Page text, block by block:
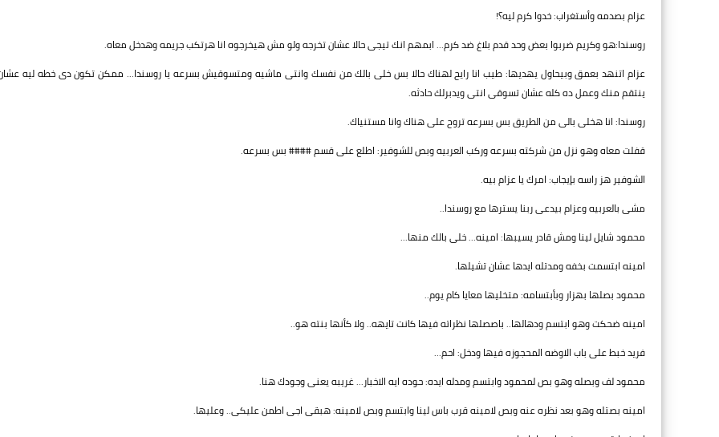
عزام بصدمه وأستغراب: خدوا كرم ليه؟!
روسندا:هو وكريم ضربوا بعض وحد قدم بلاغ ضد كرم... ابمهم انك تيجى حالا عشان تخرجه ولو مش هيخرجوه انا هرتكب جريمه وهدخل معاه.
عزام اتنهد بعمق وبيحاول يهديها: طيب انا رايح لهناك حالا بس خلى بالك من نفسك وانتى ماشيه ومتسوقيش بسرعه يا روسندا... ممكن تكون دى خطه ليه
ينتقم منك وعمل ده كله عشان تسوقى انتى ويدبرلك حادثه.
روسندا: انا هخلى بالى من الطريق بس بسرعه تروح على هناك وانا مستنياك.
قفلت معاه وهو نزل من شركته بسرعه وركب العربيه وبص للشوفير: اطلع على قسم #### بس بسرعه.
الشوفير هز راسه بإيجاب: امرك يا عزام بيه.
مشى بالعربيه وعزام بيدعى ربنا يسترها مع روسندا..
محمود شايل لينا ومش قادر يسيبها: امينه... خلى بالك منها...
امينه ابتسمت بخفه ومدتله ايدها عشان تشيلها.
محمود بصلها بهزار وبأبتسامه: متخليها معايا كام يوم..
امينه ضحكت وهو ابتسم ودهالها.. باصصلها نظراته فيها كانت تايهه.. ولا كأنها بنته هو..
فريد خبط على باب الاوضه المحجوزه فيها ودخل: احم...
محمود لف وبصله وهو بص لمحمود وابتسم ومدله ايده: حوده ايه الاخبار... غريبه يعنى وجودك هنا.
امينه بصتله وهو بعد نظره عنه وبص لامينه قرب باس لينا وابتسم وبص لامينه: هبقى اجى اطمن عليكى.. وعليها.